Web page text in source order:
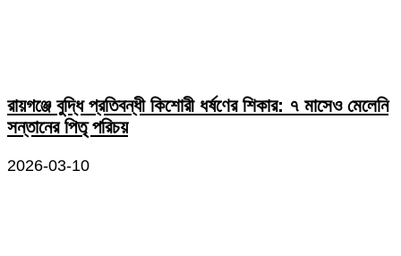
রায়গঞ্জে বুদ্ধি প্রতিবন্ধী কিশোরী ধর্ষণের শিকার: ৭ মাসেও মেলেনি
সন্তানের পিতৃ পরিচয়
2026-03-10